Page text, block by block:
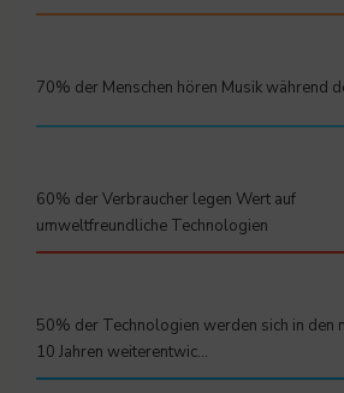
70% der Menschen hören Musik während
60% der Verbraucher legen Wert auf
umweltfreundliche Technologien
50% der Technologien werden sich in den
10 Jahren weiterentwic…